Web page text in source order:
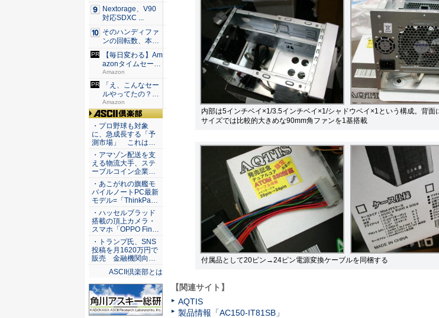
内部は5インチベイ×1/3.5インチベイ×1/シャドウベイ×1という構成。背面
サイズでは比較的大きめな90mm角ファンを1基搭載
付属品として20ピン→24ピン電源変換ケーブルを同梱する
【関連サイト】
AQTIS
製品情報「AC150-IT81SB」
Nextorage、V90
対応SDXC ...
そのハンディファ
ンの回転数、本
当？ 20...
【毎日変わる】Am
azonタイムセール
が...
Amazon
「え、こんなセー
ルやってたの？」
80％O...
Amazon
ASCII倶楽部
・プロ野球も対象
に、急成長する「予
測市場」 これは…
・アマゾン配送を支
える物流大手、ステ
ーブルコイン企業…
・あこがれの旗艦モ
バイルノートPC最新
モデル=「ThinkPa…
・ハッセルブラッド
搭載の頂上カメラ・
スマホ「OPPO Fin…
・トランプ氏、SNS
投稿を月1620万円で
販売 金融機関向…
ASCII倶楽部とは